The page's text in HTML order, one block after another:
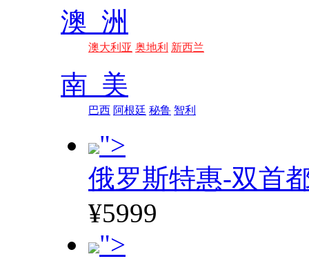
澳 洲
澳大利亚 奥地利 新西兰
南 美
巴西 阿根廷 秘鲁 智利
">
俄罗斯特惠-双首
¥5999
">